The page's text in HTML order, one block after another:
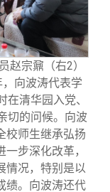
赵宗鼐（右2）
向波涛代表学
清华园入党、
切的问候。向波
校师生继承弘扬
步深化改革，
情况，特别是以
绩。向波涛还代